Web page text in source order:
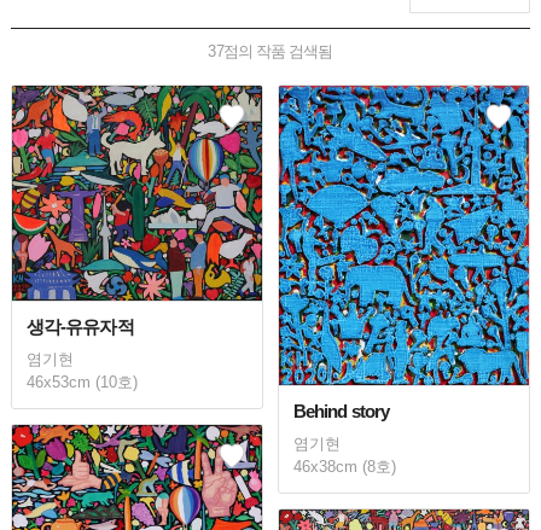
37점의 작품 검색됨
생각-유유자적
염기현
46x53cm (10호)
Behind story
염기현
46x38cm (8호)